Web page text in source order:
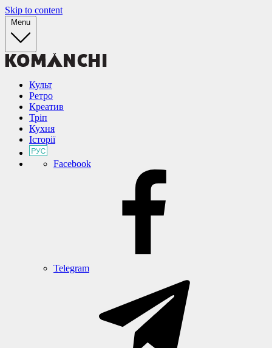
Skip to content
Menu
Культ
Ретро
Креатив
Тріп
Кухня
Історії
Facebook
Telegram